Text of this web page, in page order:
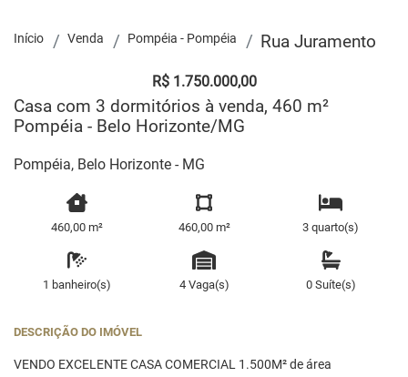
Início Venda Pompéia - Pompéia Rua Juramento
R$ 1.750.000,00
Casa com 3 dormitórios à venda, 460 m²
Pompéia - Belo Horizonte/MG
Pompéia, Belo Horizonte - MG
460,00 m² 460,00 m² 3 quarto(s)
1 banheiro(s) 4 Vaga(s) 0 Suíte(s)
DESCRIÇÃO DO IMÓVEL
VENDO EXCELENTE CASA COMERCIAL 1.500M² de área